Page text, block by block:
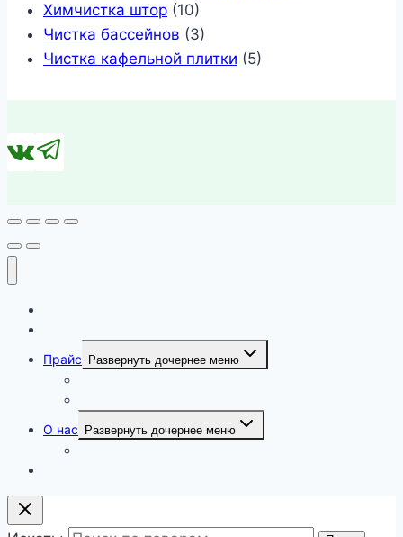
Химчистка штор (10)
Чистка бассейнов (3)
Чистка кафельной плитки (5)
Прайс
Развернуть дочернее меню
О нас
Развернуть дочернее меню